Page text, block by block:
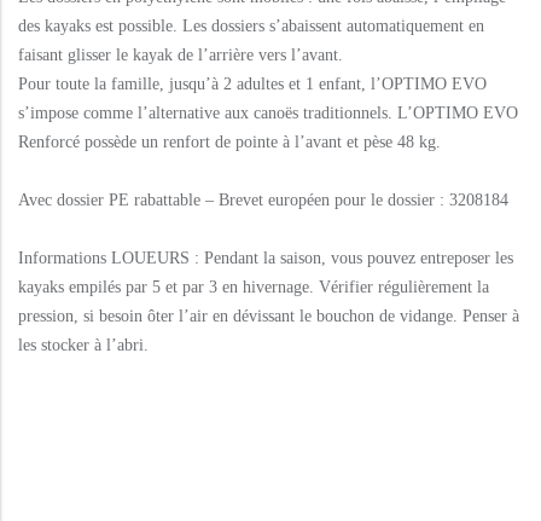
des kayaks est possible. Les dossiers s’abaissent automatiquement en
faisant glisser le kayak de l’arrière vers l’avant.
Pour toute la famille, jusqu’à 2 adultes et 1 enfant, l’OPTIMO EVO
s’impose comme l’alternative aux canoës traditionnels. L’OPTIMO EVO
Renforcé possède un renfort de pointe à l’avant et pèse 48 kg.
Avec dossier PE rabattable – Brevet européen pour le dossier : 3208184
Informations LOUEURS : Pendant la saison, vous pouvez entreposer les
kayaks empilés par 5 et par 3 en hivernage. Vérifier régulièrement la
pression, si besoin ôter l’air en dévissant le bouchon de vidange. Penser à
les stocker à l’abri.